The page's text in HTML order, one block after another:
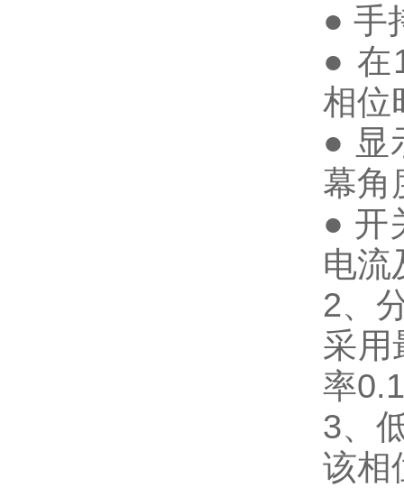
● 手
● 在
相位
● 显
幕角
● 开
电流
2、
采用
率
3、
该相